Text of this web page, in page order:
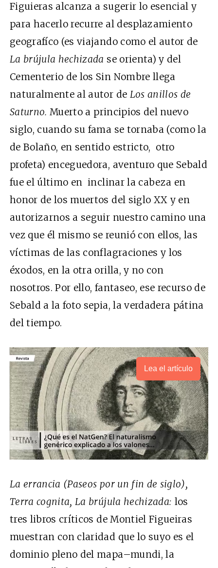
Figuieras alcanza a sugerir lo esencial y
para hacerlo recurre al desplazamiento
geografíco (es viajando como el autor de
La brújula hechizada se orienta) y del
Cementerio de los Sin Nombre llega
naturalmente al autor de Los anillos de
Saturno. Muerto a principios del nuevo
siglo, cuando su fama se tornaba (como la
de Bolaño, en sentido estricto, otro
profeta) enceguedora, aventuro que Sebald
fue el último en inclinar la cabeza en
honor de los muertos del siglo XX y en
autorizarnos a seguir nuestro camino una
vez que él mismo se reunió con ellos, las
víctimas de las conflagraciones y los
éxodos, en la otra orilla, y no con
nosotros. Por ello, fantaseo, ese recurso de
Sebald a la foto sepia, la verdadera pátina
del tiempo.
Lea el artículo
La errancia (Paseos por un fin de siglo),
Terra cognita, La brújula hechizada: los
tres libros críticos de Montiel Figueiras
muestran con claridad que lo suyo es el
dominio pleno del mapa–mundi, la